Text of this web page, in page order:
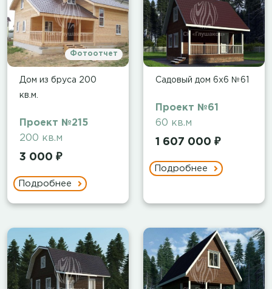
Фотоотчет
Дом из бруса 200
кв.м.
Проект №215
200 кв.м
3 000 ₽
Подробнее
Садовый дом 6х6 №61
Проект №61
60 кв.м
1 607 000 ₽
Подробнее